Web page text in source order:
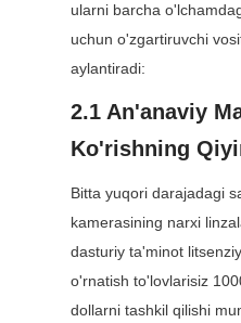
ularni barcha
uchun o'zgartiruvchi
aylantiradi:
2.1 An'anaviy
Ko'rishning
Bitta yuqori darajadagi
kamerasining narxi
dasturiy ta'minot
o'rnatish to'lovlarisiz
dollarni tashkil qilishi